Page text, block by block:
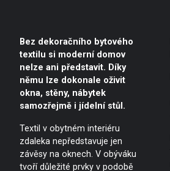
Bez dekoračního bytového
textilu si moderní domov
nelze ani představit. Díky
němu lze dokonale oživit
okna, stěny, nábytek
samozřejmě i jídelní stůl.
Textil v obytném interiéru
zdaleka nepředstavuje jen
závěsy na oknech. V obýváku
tvoří důležité prvky v podobě